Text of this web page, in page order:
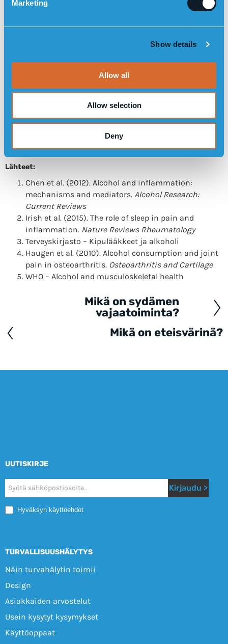
Marketing
Show details
Allow all
Allow selection
Deny
LUE MITEN SENSOREMIN
TURVALLISUUSHÄLYTYS VOI HÄLYTYKSET
AUTOMAATTISESTI PATOTUSTAPAHTESSA
Lähteet:
Chen et al. (2012). Alcohol and inflammation:
mechanisms and mediators. Alcohol Research:
Current Reviews
Irish et al. (2015). The role of sleep in pain and
inflammation. Nature Reviews Rheumatology
Terveyskirjasto – Kipulääkkeet ja alkoholi
Haugen et al. (2010). Alcohol consumption and joint
pain in osteoarthritis. Osteoarthritis and Cartilage
WHO – Alcohol and musculoskeletal health
Mikä on sydämen
vajaatoiminta?
Mikä on eteisvärinä?
UUTISKIRJE
Nyhetsbrev
Mobile
Kirjaudu >
Hyväksyn käyttöehdot
TURVALLISUUSHÄLYTYS
Näin turvahälytin toimii
Design
Asiakkaiden arvostelut
Usein kysytyt kysymykset
Käyttöoppaat